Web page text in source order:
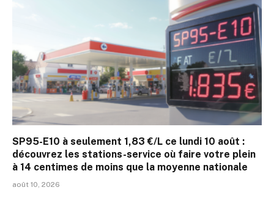
SP95-E10 à seulement 1,83 €/L ce lundi 10 août :
découvrez les stations-service où faire votre plein
à 14 centimes de moins que la moyenne nationale
août 10, 2026